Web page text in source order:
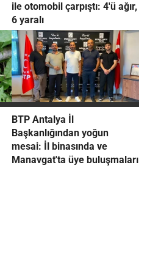
ile otomobil çarpıştı: 4'ü ağır,
6 yaralı
BTP Antalya İl
Başkanlığından yoğun
mesai: İl binasında ve
Manavgat'ta üye buluşmaları